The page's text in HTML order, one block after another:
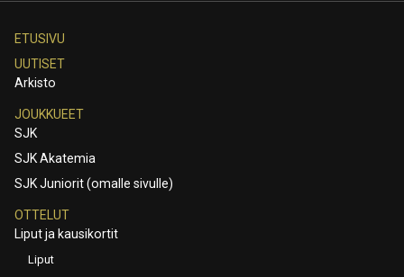
ETUSIVU
UUTISET
Arkisto
JOUKKUEET
SJK
SJK Akatemia
SJK Juniorit (omalle sivulle)
OTTELUT
Liput ja kausikortit
Liput